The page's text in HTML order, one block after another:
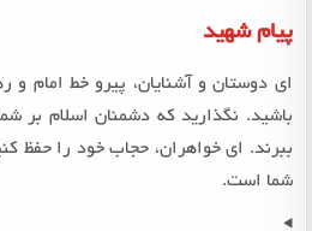
پیام شهید
ای دوستان و آشنایان، پیرو خط امام و
باشید. نگذارید که دشمنان اسلام بر
ببرند. ای خواهران، حجاب خود را حفظ
شما است.